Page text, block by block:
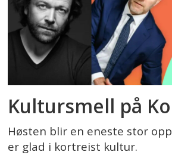
Kultursmell på
Høsten blir en eneste stor
er glad i kortreist kultur.